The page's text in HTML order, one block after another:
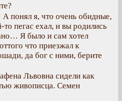
понял я, что очень обидные,
то пегас ехал, и вы родились
Я было и сам хотел
что приезжал к
да бог с ними, берите
Львовна сидели как
живописца. Семен